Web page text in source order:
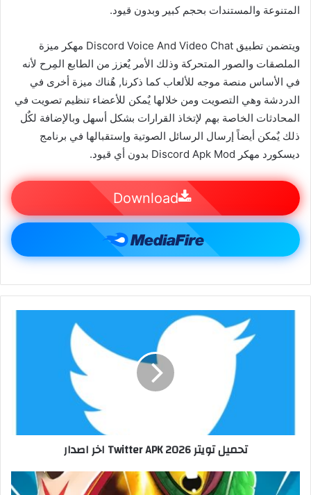
المتنوعة والمستندات بحجم كبير وبدون قيود.
ويتضمن تطبيق Discord Voice And Video Chat مهكر ميزة
الملصقات والصور المتحركة وذلك الأمر يٌعزز من الطابع المِرح لأنه
في الأساس منصة موجه للألعاب كما ذكرنا, هٌناك ميزة أخرى في
الدردشة وهي التصويت ومن خلالها يٌمكن للأعضاء تنظيم تصويت في
المحادثات الخاصة بهم لإتخاذ القرارات بشكل أسهل وبالإضافة لكٌل
ذلك يٌمكن أيضاً إرسال الرسائل الصوتية وإستقبالها في برنامج
ديسكورد مهكر Discord Apk Mod بدون أي قيود.
Download
تحميل تويتر 2026 Twitter APK اخر اصدار